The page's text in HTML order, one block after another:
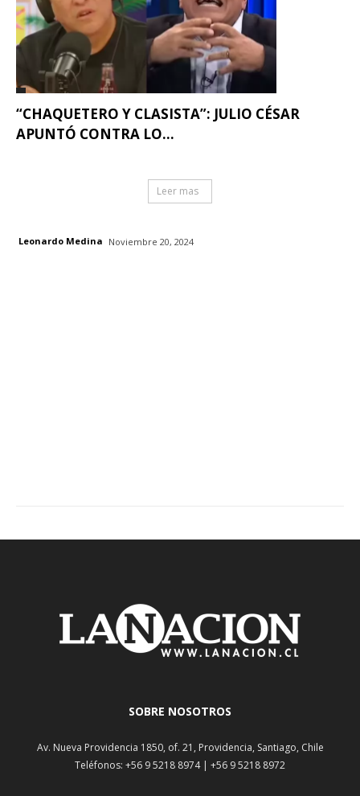
“CHAQUETERO Y CLASISTA”: JULIO CÉSAR
APUNTÓ CONTRA LO...
Leer mas
Leonardo Medina Noviembre 20, 2024
SOBRE NOSOTROS
Av. Nueva Providencia 1850, of. 21, Providencia, Santiago, Chile
Teléfonos: +56 9 5218 8974 | +56 9 5218 8972